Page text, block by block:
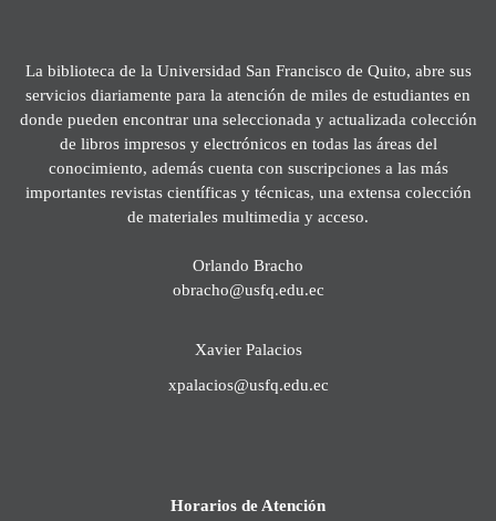
La biblioteca de la Universidad San Francisco de Quito, abre sus
servicios diariamente para la atención de miles de estudiantes en
donde pueden encontrar una seleccionada y actualizada colección
de libros impresos y electrónicos en todas las áreas del
conocimiento, además cuenta con suscripciones a las más
importantes revistas científicas y técnicas, una extensa colección
de materiales multimedia y acceso.
Orlando Bracho
obracho@usfq.edu.ec
Xavier Palacios
xpalacios@usfq.edu.ec
Horarios de Atención